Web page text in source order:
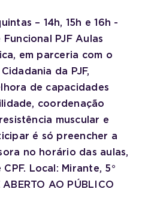
– 14h, 15h e 16h -
PJF Aulas
em parceria com o
da PJF,
de capacidades
coordenação
muscular e
é só preencher a
no horário das aulas,
Local: Mirante, 5°
AO PÚBLICO